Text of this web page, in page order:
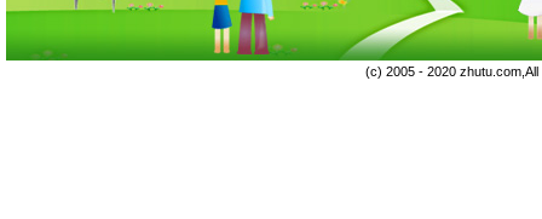
(c) 2005 - 2020